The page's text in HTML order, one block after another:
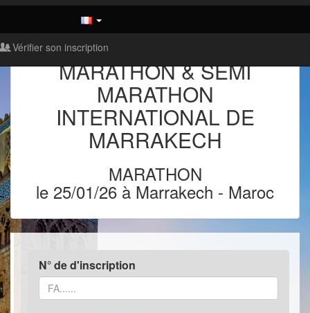
Vérifier son inscription
MARATHON & SEMI
MARATHON
INTERNATIONAL DE
MARRAKECH
MARATHON
le 25/01/26 à Marrakech - Maroc
N° de d'inscription